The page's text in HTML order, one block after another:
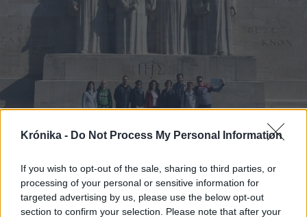
Krónika - Do Not Process My Personal Information
If you wish to opt-out of the sale, sharing to third parties, or
processing of your personal or sensitive information for
targeted advertising by us, please use the below opt-out
section to confirm your selection. Please note that after your
2026. január 31., szombat
Lelki gazdagodás a reformáció